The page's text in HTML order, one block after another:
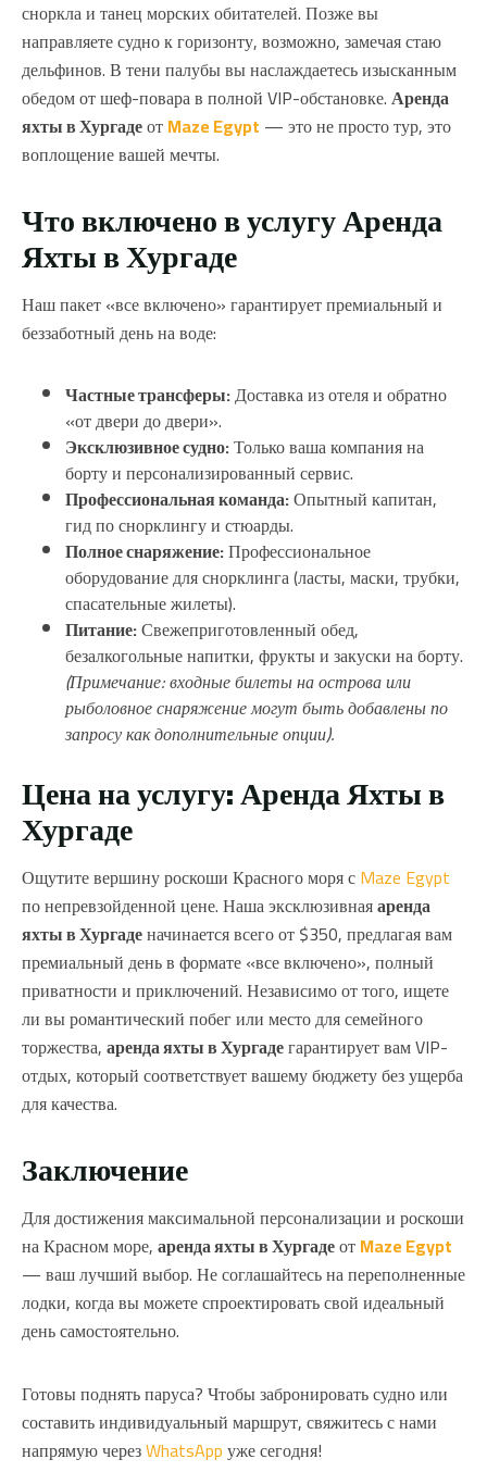
сноркла и танец морских обитателей. Позже вы
направляете судно к горизонту, возможно, замечая стаю
дельфинов. В тени палубы вы наслаждаетесь изысканным
обедом от шеф-повара в полной VIP-обстановке.Аренда
яхты в ХургадеотMaze Egypt — это не просто тур, это
воплощение вашей мечты.
Что включено в услугу Аренда
Яхты в Хургаде
Наш пакет «все включено» гарантирует премиальный и
беззаботный день на воде:
Частные трансферы:Доставка из отеля и обратно
«от двери до двери».
Эксклюзивное судно:Только ваша компания на
борту и персонализированный сервис.
Профессиональная команда:Опытный капитан,
гид по снорклингу и стюарды.
Полное снаряжение:Профессиональное
оборудование для снорклинга (ласты, маски, трубки,
спасательные жилеты).
Питание:Свежеприготовленный обед,
безалкогольные напитки, фрукты и закуски на борту.
(Примечание: входные билеты на острова или
рыболовное снаряжение могут быть добавлены по
запросу как дополнительные опции).
Цена на услугу: Аренда Яхты в
Хургаде
Ощутите вершину роскоши Красного моря сMaze Egypt
по непревзойденной цене. Наша эксклюзивнаяаренда
яхты в Хургаденачинается всего от $350, предлагая вам
премиальный день в формате «все включено», полный
приватности и приключений. Независимо от того, ищете
ли вы романтический побег или место для семейного
торжества,аренда яхты в Хургадегарантирует вам VIP-
отдых, который соответствует вашему бюджету без ущерба
для качества.
Заключение
Для достижения максимальной персонализации и роскоши
на Красном море,аренда яхты в ХургадеотMaze Egypt
— ваш лучший выбор. Не соглашайтесь на переполненные
лодки, когда вы можете спроектировать свой идеальный
день самостоятельно.
Готовы поднять паруса? Чтобы забронировать судно или
составить индивидуальный маршрут, свяжитесь с нами
напрямую черезWhatsAppуже сегодня!